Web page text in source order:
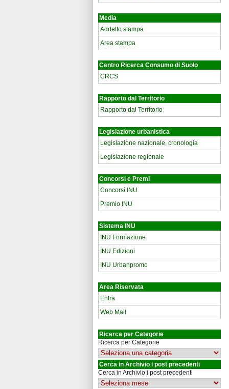
Media
Addetto stampa
Area stampa
Centro Ricerca Consumo di Suolo
CRCS
Rapporto dal Territorio
Rapporto dal Territorio
Legislazione urbanistica
Legislazione nazionale, cronologia
Legislazione regionale
Concorsi e Premi
Concorsi INU
Premio INU
Sistema INU
INU Formazione
INU Edizioni
INU Urbanpromo
Area Riservata
Entra
Web Mail
Ricerca per Categorie
Ricerca per Categorie
Cerca in Archivio i post precedenti
Cerca in Archivio i post precedenti